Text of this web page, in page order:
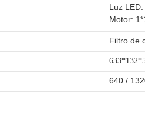
Luz LED:
Motor:
Filtro de
640 / 1320